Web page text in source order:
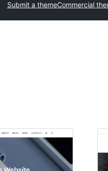
Submit a themeCommercial